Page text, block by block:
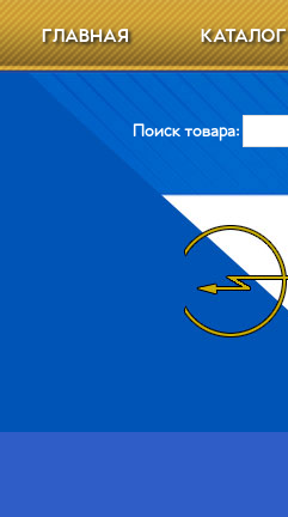
ГЛАВНАЯ КАТАЛОГ
Поиск товара: